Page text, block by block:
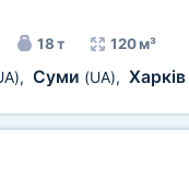
18 т 120 м³
, Суми (UA), Харків